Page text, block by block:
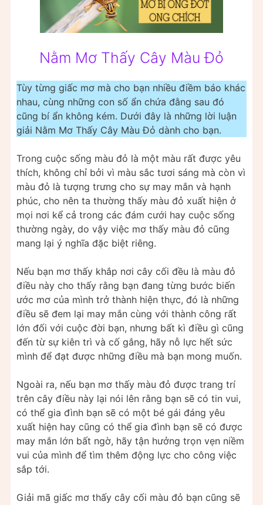
Nằm Mơ Thấy Cây Màu Đỏ
Tùy từng giấc mơ mà cho bạn nhiều điềm báo khác
nhau, cùng những con số ẩn chứa đằng sau đó
cũng bí ẩn không kém. Dưới đây là những lời luận
giải Nằm Mơ Thấy Cây Màu Đỏ dành cho bạn.
Trong cuộc sống màu đỏ là một màu rất được yêu
thích, không chỉ bởi vì màu sắc tươi sáng mà còn vì
màu đỏ là tượng trưng cho sự may mắn và hạnh
phúc, cho nên ta thường thấy màu đỏ xuất hiện ở
mọi nơi kể cả trong các đám cưới hay cuộc sống
thường ngày, do vậy việc mơ thấy màu đỏ cũng
mang lại ý nghĩa đặc biệt riêng.
Nếu bạn mơ thấy khắp nơi cây cối đều là màu đỏ
điều này cho thấy rằng bạn đang từng bước biến
ước mơ của mình trở thành hiện thực, đó là những
điều sẽ đem lại may mắn cùng với thành công rất
lớn đối với cuộc đời bạn, nhưng bất kì điều gì cũng
đến từ sự kiên trì và cố gắng, hãy nỗ lực hết sức
mình để đạt được những điều mà bạn mong muốn.
Ngoài ra, nếu bạn mơ thấy màu đỏ được trang trí
trên cây điều này lại nói lên rằng bạn sẽ có tin vui,
có thể gia đình bạn sẽ có một bé gái đáng yêu
xuất hiện hay cũng có thể gia đình bạn sẽ có được
may mắn lớn bất ngờ, hãy tận hưởng trọn vẹn niềm
vui của mình để tìm thêm động lực cho công việc
sắp tới.
Giải mã giấc mơ thấy cây cối màu đỏ bạn cũng sẽ